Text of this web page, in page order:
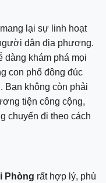
lại sự linh hoạt
dân địa phương.
dàng khám phá mọi
con phố đông đúc
Bạn không còn phải
tiện công cộng,
chuyến đi theo cách
Phòng rất hợp lý, phù